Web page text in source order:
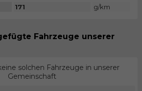
171 g/km
Fahrzeuge unserer
solchen Fahrzeuge in unserer
Gemeinschaft